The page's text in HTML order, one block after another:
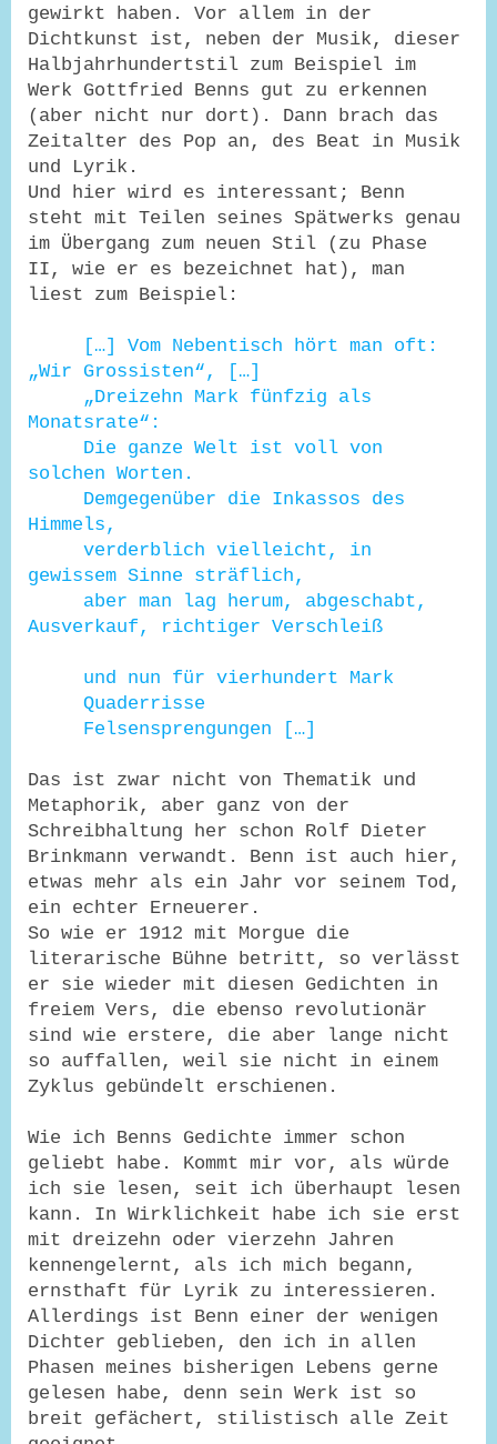
gewirkt haben. Vor allem in der
Dichtkunst ist, neben der Musik, dieser
Halbjahrhundertstil zum Beispiel im
Werk Gottfried Benns gut zu erkennen
(aber nicht nur dort). Dann brach das
Zeitalter des Pop an, des Beat in Musik
und Lyrik.
Und hier wird es interessant; Benn
steht mit Teilen seines Spätwerks genau
im Übergang zum neuen Stil (zu Phase
II, wie er es bezeichnet hat), man
liest zum Beispiel:
[…] Vom Nebentisch hört man oft:
„Wir Grossisten“, […]
„Dreizehn Mark fünfzig als
Monatsrate“:
Die ganze Welt ist voll von
solchen Worten.
Demgegenüber die Inkassos des
Himmels,
verderblich vielleicht, in
gewissem Sinne sträflich,
aber man lag herum, abgeschabt,
Ausverkauf, richtiger Verschleiß
und nun für vierhundert Mark
Quaderrisse
Felsensprengungen […]
Das ist zwar nicht von Thematik und
Metaphorik, aber ganz von der
Schreibhaltung her schon Rolf Dieter
Brinkmann verwandt. Benn ist auch hier,
etwas mehr als ein Jahr vor seinem Tod,
ein echter Erneuerer.
So wie er 1912 mit Morgue die
literarische Bühne betritt, so verlässt
er sie wieder mit diesen Gedichten in
freiem Vers, die ebenso revolutionär
sind wie erstere, die aber lange nicht
so auffallen, weil sie nicht in einem
Zyklus gebündelt erschienen.
Wie ich Benns Gedichte immer schon
geliebt habe. Kommt mir vor, als würde
ich sie lesen, seit ich überhaupt lesen
kann. In Wirklichkeit habe ich sie erst
mit dreizehn oder vierzehn Jahren
kennengelernt, als ich mich begann,
ernsthaft für Lyrik zu interessieren.
Allerdings ist Benn einer der wenigen
Dichter geblieben, den ich in allen
Phasen meines bisherigen Lebens gerne
gelesen habe, denn sein Werk ist so
breit gefächert, stilistisch alle Zeit